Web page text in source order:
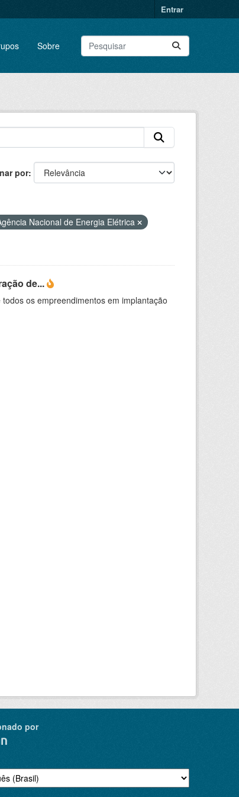
Entrar
Sobre
por
Nacional de Energia Elétrica
de...
os empreendimentos em implantação
por